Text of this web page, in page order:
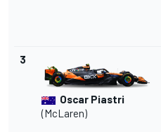
3
Oscar Piastri
(McLaren)